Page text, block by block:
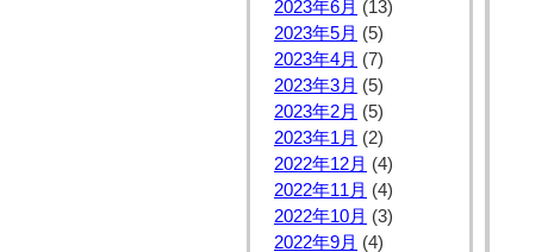
2023年6月 (13)
2023年5月 (5)
2023年4月 (7)
2023年3月 (5)
2023年2月 (5)
2023年1月 (2)
2022年12月 (4)
2022年11月 (4)
2022年10月 (3)
2022年9月 (4)